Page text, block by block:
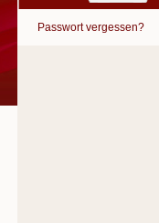
Passwort vergessen?